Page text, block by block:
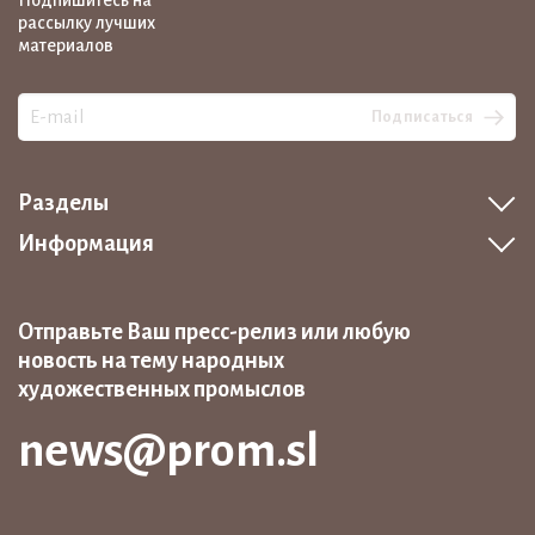
рассылку лучших
материалов
Подписаться
Разделы
Информация
Отправьте Ваш пресс-релиз или любую
новость на тему народных
художественных промыслов
news@prom.sl